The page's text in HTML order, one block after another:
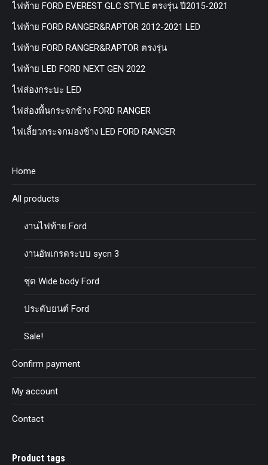
ไฟท้าย FORD EVEREST GLC STYLE ตรงรุ่น ปี2015-2021
ไฟท้าย FORD RANGER&RAPTOR 2012-2021 LED
ไฟท้าย FORD RANGER&RAPTOR ตรงรุ่น
ไฟท้าย LED FORD NEXT GEN 2022
ไฟส่องกระบะ LED
ไฟส่องพื้นกระจกข้าง FORD RANGER
ไฟเลี้ยวกระจกมองข้าง LED FORD RANGER
Home
All products
งานไฟท้าย Ford
งานอัพเกรดระบบ sycn 3
ชุด Wide body Ford
ประดับยนต์ Ford
Sale!
Confirm payment
My account
Contact
Product tags